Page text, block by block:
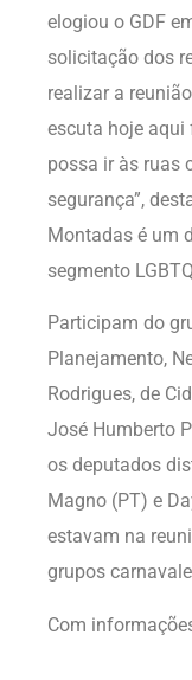
elogiou o GDF
solicitação dos
realizar a
escuta hoje
possa ir às ruas
segurança”,
Montadas é um
segmento
Participam do
Planejamento,
Rodrigues, de
José Humberto
os deputados
Magno (PT) e
estavam na
grupos
Com